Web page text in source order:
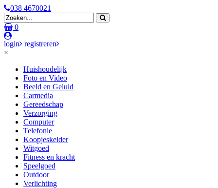
038 4670021
0
login
registreren
×
Huishoudelijk
Foto en Video
Beeld en Geluid
Carmedia
Gereedschap
Verzorging
Computer
Telefonie
Koopjeskelder
Witgoed
Fitness en kracht
Speelgoed
Outdoor
Verlichting